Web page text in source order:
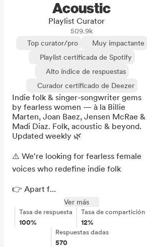
Acoustic
Playlist Curator
509.9k
Top curator/pro
Muy impactante
Playlist certificada de Spotify
Alto índice de respuestas
Curador certificado de Deezer
Indie folk & singer-songwriter gems
by fearless women — à la Billie
Marten, Joan Baez, Jensen McRae &
Madi Diaz. Folk, acoustic & beyond.
Updated weekly 🌿
⚠️ We're looking for fearless female
voices who redefine indie folk
👉 Apart f...
Ver más
Tasa de respuesta
100%
Tasa de compartición
12%
Respuestas dadas
570